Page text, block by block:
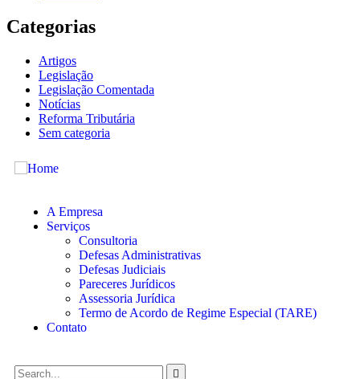
Categorias
Artigos
Legislação
Legislação Comentada
Notícias
Reforma Tributária
Sem categoria
A Empresa
Serviços
Consultoria
Defesas Administrativas
Defesas Judiciais
Pareceres Jurídicos
Assessoria Jurídica
Termo de Acordo de Regime Especial (TARE)
Contato